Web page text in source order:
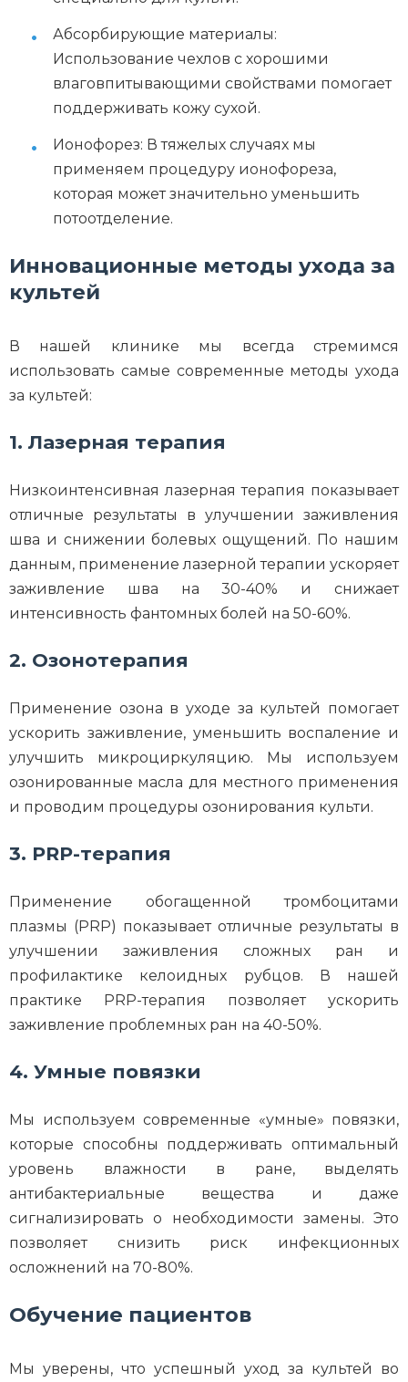
Абсорбирующие материалы:
Использование чехлов с хорошими
влаговпитывающими свойствами помогает
поддерживать кожу сухой.
Ионофорез: В тяжелых случаях мы
применяем процедуру ионофореза,
которая может значительно уменьшить
потоотделение.
Инновационные методы ухода за
культей
В нашей клинике мы всегда стремимся
использовать самые современные методы ухода
за культей:
1. Лазерная терапия
Низкоинтенсивная лазерная терапия показывает
отличные результаты в улучшении заживления
шва и снижении болевых ощущений. По нашим
данным, применение лазерной терапии ускоряет
заживление шва на 30-40% и снижает
интенсивность фантомных болей на 50-60%.
2. Озонотерапия
Применение озона в уходе за культей помогает
ускорить заживление, уменьшить воспаление и
улучшить микроциркуляцию. Мы используем
озонированные масла для местного применения
и проводим процедуры озонирования культи.
3. PRP-терапия
Применение обогащенной тромбоцитами
плазмы (PRP) показывает отличные результаты в
улучшении заживления сложных ран и
профилактике келоидных рубцов. В нашей
практике PRP-терапия позволяет ускорить
заживление проблемных ран на 40-50%.
4. Умные повязки
Мы используем современные «умные» повязки,
которые способны поддерживать оптимальный
уровень влажности в ране, выделять
антибактериальные вещества и даже
сигнализировать о необходимости замены. Это
позволяет снизить риск инфекционных
осложнений на 70-80%.
Обучение пациентов
Мы уверены, что успешный уход за культей во